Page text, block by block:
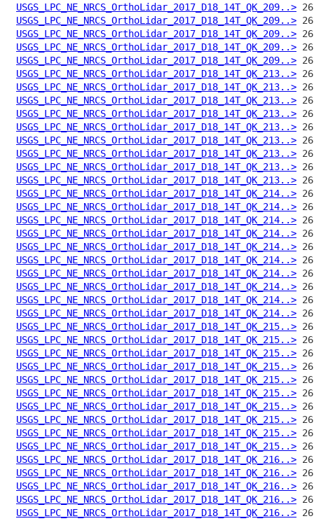
USGS_LPC_NE_NRCS_OrthoLidar_2017_D18_14T_QK_209..>
USGS_LPC_NE_NRCS_OrthoLidar_2017_D18_14T_QK_209..>
USGS_LPC_NE_NRCS_OrthoLidar_2017_D18_14T_QK_209..>
USGS_LPC_NE_NRCS_OrthoLidar_2017_D18_14T_QK_209..>
USGS_LPC_NE_NRCS_OrthoLidar_2017_D18_14T_QK_209..>
USGS_LPC_NE_NRCS_OrthoLidar_2017_D18_14T_QK_213..>
USGS_LPC_NE_NRCS_OrthoLidar_2017_D18_14T_QK_213..>
USGS_LPC_NE_NRCS_OrthoLidar_2017_D18_14T_QK_213..>
USGS_LPC_NE_NRCS_OrthoLidar_2017_D18_14T_QK_213..>
USGS_LPC_NE_NRCS_OrthoLidar_2017_D18_14T_QK_213..>
USGS_LPC_NE_NRCS_OrthoLidar_2017_D18_14T_QK_213..>
USGS_LPC_NE_NRCS_OrthoLidar_2017_D18_14T_QK_213..>
USGS_LPC_NE_NRCS_OrthoLidar_2017_D18_14T_QK_213..>
USGS_LPC_NE_NRCS_OrthoLidar_2017_D18_14T_QK_213..>
USGS_LPC_NE_NRCS_OrthoLidar_2017_D18_14T_QK_214..>
USGS_LPC_NE_NRCS_OrthoLidar_2017_D18_14T_QK_214..>
USGS_LPC_NE_NRCS_OrthoLidar_2017_D18_14T_QK_214..>
USGS_LPC_NE_NRCS_OrthoLidar_2017_D18_14T_QK_214..>
USGS_LPC_NE_NRCS_OrthoLidar_2017_D18_14T_QK_214..>
USGS_LPC_NE_NRCS_OrthoLidar_2017_D18_14T_QK_214..>
USGS_LPC_NE_NRCS_OrthoLidar_2017_D18_14T_QK_214..>
USGS_LPC_NE_NRCS_OrthoLidar_2017_D18_14T_QK_214..>
USGS_LPC_NE_NRCS_OrthoLidar_2017_D18_14T_QK_214..>
USGS_LPC_NE_NRCS_OrthoLidar_2017_D18_14T_QK_214..>
USGS_LPC_NE_NRCS_OrthoLidar_2017_D18_14T_QK_215..>
USGS_LPC_NE_NRCS_OrthoLidar_2017_D18_14T_QK_215..>
USGS_LPC_NE_NRCS_OrthoLidar_2017_D18_14T_QK_215..>
USGS_LPC_NE_NRCS_OrthoLidar_2017_D18_14T_QK_215..>
USGS_LPC_NE_NRCS_OrthoLidar_2017_D18_14T_QK_215..>
USGS_LPC_NE_NRCS_OrthoLidar_2017_D18_14T_QK_215..>
USGS_LPC_NE_NRCS_OrthoLidar_2017_D18_14T_QK_215..>
USGS_LPC_NE_NRCS_OrthoLidar_2017_D18_14T_QK_215..>
USGS_LPC_NE_NRCS_OrthoLidar_2017_D18_14T_QK_215..>
USGS_LPC_NE_NRCS_OrthoLidar_2017_D18_14T_QK_215..>
USGS_LPC_NE_NRCS_OrthoLidar_2017_D18_14T_QK_216..>
USGS_LPC_NE_NRCS_OrthoLidar_2017_D18_14T_QK_216..>
USGS_LPC_NE_NRCS_OrthoLidar_2017_D18_14T_QK_216..>
USGS_LPC_NE_NRCS_OrthoLidar_2017_D18_14T_QK_216..>
USGS_LPC_NE_NRCS_OrthoLidar_2017_D18_14T_QK_216..>